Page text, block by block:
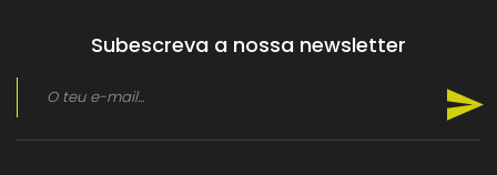
Subescreva a nossa newsletter